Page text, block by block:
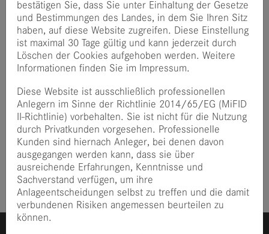
bestätigen Sie, dass Sie unter Einhaltung der Gesetze
und Bestimmungen des Landes, in dem Sie Ihren Sitz
haben, auf diese Website zugreifen. Diese Einstellung
ist maximal 30 Tage gültig und kann jederzeit durch
Löschen der Cookies aufgehoben werden. Weitere
Informationen finden Sie im Impressum.
Diese Website ist ausschließlich professionellen
Anlegern im Sinne der Richtlinie 2014/65/EG (MiFID
II-Richtlinie) vorbehalten. Sie ist nicht für die Nutzung
durch Privatkunden vorgesehen. Professionelle
Kunden sind hiernach Anleger, bei denen davon
ausgegangen werden kann, dass sie über
ausreichende Erfahrungen, Kenntnisse und
Sachverstand verfügen, um ihre
Anlageentscheidungen selbst zu treffen und die damit
verbundenen Risiken angemessen beurteilen zu
können.
implementierte er zentrale Schnittstellen für interne und
externe Kunden in einem global verteilten
Entwicklungsteam.
In seiner Freizeit probiert Dominik gerne neue Sportarten
aus, geht regelmäßig Bouldern oder trainiert Jiu Jitsu.
Zudem liest er gerne zu neuen Technologien oder zu
fachfremde Themen, um ein möglichst ganzheitliches Bild
zu bekommen und besser zu verstehen „was die Welt, im
Innersten zusammen hält“.
Lieber Dominik, herzlich willkommen in unserem Team!
Veröffentlichtvor 3 Jahre